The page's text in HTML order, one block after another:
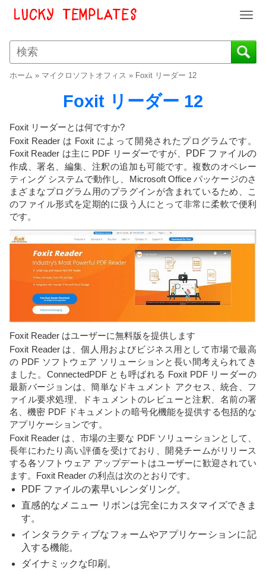
T
g
g
g
a
o
ホーム » マイクロソフトオフィス » Foxit リーダー 12
Foxit リーダー 12
Foxit リーダーとは何ですか?
Foxit Reader は Foxit によって開発されたプログラムです。
Foxit Reader は主に PDF リーダーですが、
PDF ファイルの
作成、署名、編集、注釈の追加も可能です。複数のオペレー
ティング システムで動作し、Microsoft Office パッケージのさ
まざまなプログラム用のプラグインが含まれているため、こ
のファイル形式を定期的に扱う人にとって非常に柔軟で便利
です。
Foxit Reader はユーザーに無料版を提供します
Foxit Reader は、個人用およびビジネス用として市場で最高
の PDF ソフトウェア ソリューションと長い間考えられてき
ました。ConnectedPDF とも呼ばれる Foxit PDF リーダーの
最新バージョンは、簡単なドキュメント アクセス、統合、フ
ァイル要求処理、ドキュメントのレビューと注釈、名前の署
名、機密 PDF ドキュメントの暗号化機能を提供する包括的な
アプリケーションです。
Foxit Reader は、市場の主要な PDF ソリューションとして、
長年にわたり高い評価を受けており、開発チームがリリース
する各ソフトウェア アップデートはユーザーに歓迎されてい
ます。Foxit Reader の利点は次のとおりです。
PDF ファイルの素早いレンダリング。
直感的なメニュー リボンは完全にカスタマイズできま
す。
インタラクティブなフォームやアプリケーションに記
入する機能。
ダイナミックな印刷。